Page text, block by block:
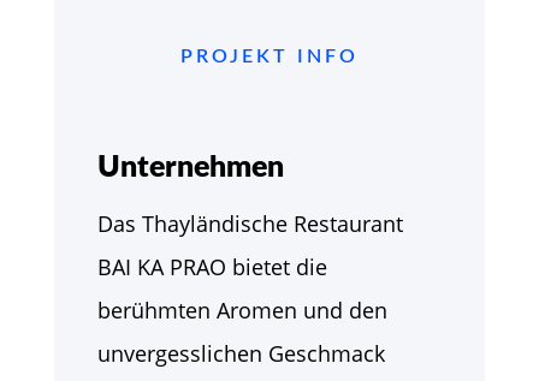
PROJEKT INFO
Unternehmen
Das Thayländische Restaurant
BAI KA PRAO bietet die
berühmten Aromen und den
unvergesslichen Geschmack